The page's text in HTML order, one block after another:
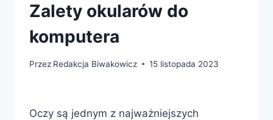
Zalety okularów do
komputera
Przez Redakcja Biwakowicz 15 listopada 2023
Oczy są jednym z najważniejszych